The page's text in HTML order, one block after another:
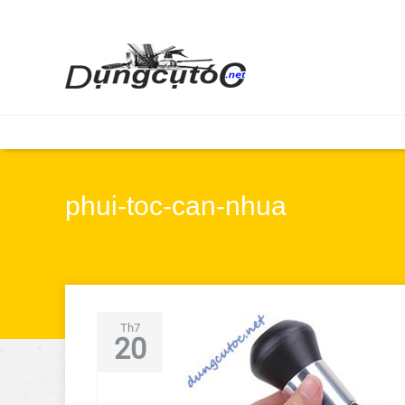
phui-toc-can-nhua
Th7
20